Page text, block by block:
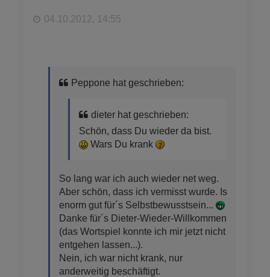
04.10.2012, 14:55
Peppone hat geschrieben:
dieter hat geschrieben:
Schön, dass Du wieder da bist.
Wars Du krank
So lang war ich auch wieder net weg.
Aber schön, dass ich vermisst wurde. Is
enorm gut für´s Selbstbewusstsein...
Danke für´s Dieter-Wieder-Willkommen
(das Wortspiel konnte ich mir jetzt nicht
entgehen lassen...).
Nein, ich war nicht krank, nur
anderweitig beschäftigt.